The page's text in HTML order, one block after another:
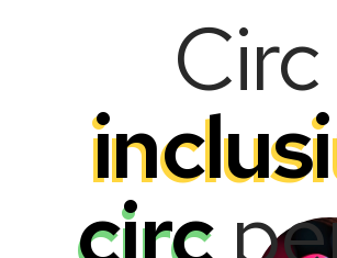
Circ
circ